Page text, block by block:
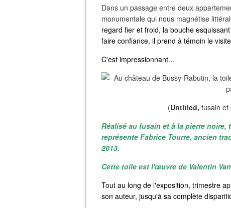
Dans un passage entre deux
monumentale qui nous magnétise
regard fier et froid, la bouche
faire confiance, il prend à témoin le
C'est impressionnant...
(Untitled, fusain
Réalisé au fusain et à la pierre
représente Fabrice Tourre, ancien
2013.
Cette toile est l'œuvre de Valentin
Tout au long de l'exposition, trimestre
son auteur, jusqu'à sa complète